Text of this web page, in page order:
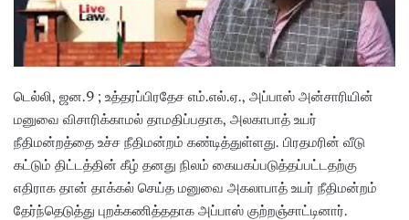
டெல்லி, ஜன.9 ; உத்தரப்பிரதேச எம்.எல்.ஏ., அப்பாஸ் அன்சாரியின்
மனுவை விசாரிக்காமல் தாமதிப்பதாக, அலகாபாத் உயர்
நீதிமன்றத்தை உச்ச நீதிமன்றம் கண்டித்துள்ளது. பிரதமரின் வீடு
கட்டும் திட்டத்தின் கீழ் தனது நிலம் கையகப்படுத்தப்பட்டதற்கு
எதிராக தான் தாக்கல் செய்த மனுவை அகலாபாத் உயர் நீதிமன்றம்
தேர்ந்தெடுத்து புறக்கணித்ததாக அப்பாஸ் குற்றஞ்சாட்டினார்.